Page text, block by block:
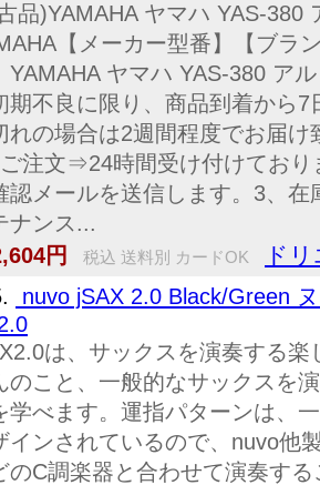
品)YAMAHA ヤマハ YAS-380
【メーカー型番】【ブラ
YAMAHA ヤマハ YAS-380 ア
期不良に限り、商品到着から
れの場合は2週間程度でお届
注文⇒24時間受け付けてお
認メールを送信します。3、
ナンス...
円
税込 送料別 カードOK ド
nuvo jSAX 2.0 Black/Green
は、サックスを演奏する
のこと、一般的なサックスを
学べます。運指パターンは、
インされているので、nuvo他
のC調楽器と合わせて演奏す